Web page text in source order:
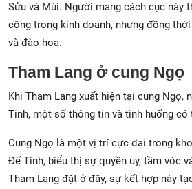
Sửu và Mùi. Người mang cách cục này
công trong kinh doanh, nhưng đồng
và đào hoa.
Tham Lang ở cung Ngọ
Khi Tham Lang xuất hiện tại cung Ngọ,
Tinh, một số thông tin và tình huống có
Cung Ngọ là một vị trí cực đại trong
Đế Tinh, biểu thị sự quyền uy, tầm vóc
Tham Lang đặt ở đây, sự kết hợp này